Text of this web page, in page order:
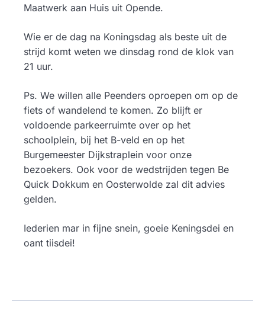
Maatwerk aan Huis uit Opende.
Wie er de dag na Koningsdag als beste uit de
strijd komt weten we dinsdag rond de klok van
21 uur.
Ps. We willen alle Peenders oproepen om op de
fiets of wandelend te komen. Zo blijft er
voldoende parkeerruimte over op het
schoolplein, bij het B-veld en op het
Burgemeester Dijkstraplein voor onze
bezoekers. Ook voor de wedstrijden tegen Be
Quick Dokkum en Oosterwolde zal dit advies
gelden.
Iederien mar in fijne snein, goeie Keningsdei en
oant tiisdei!